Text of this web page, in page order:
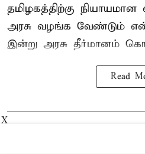
தமிழகத்திற்கு நியாயமான
அரசு வழங்க வேண்டும்
இன்று அரசு தீர்மானம்
Read
X